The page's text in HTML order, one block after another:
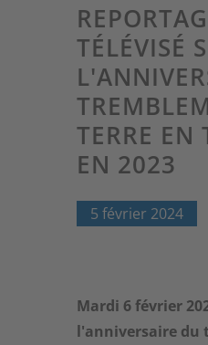
TÉLÉVISÉ
TERRE EN
EN 2023
5 février 2024
Mardi 6 février
l'anniversaire du